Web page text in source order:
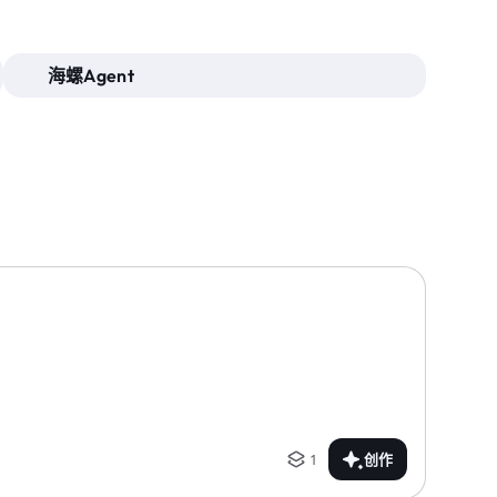
海螺Agent
1 创作